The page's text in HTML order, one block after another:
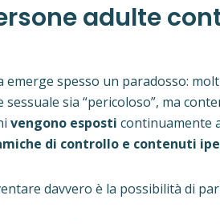
adulte
spesso un paradosso:
sia “pericoloso”, ma
vengono esposti continuamente
di controllo e contenuti
davvero è la possibilità di